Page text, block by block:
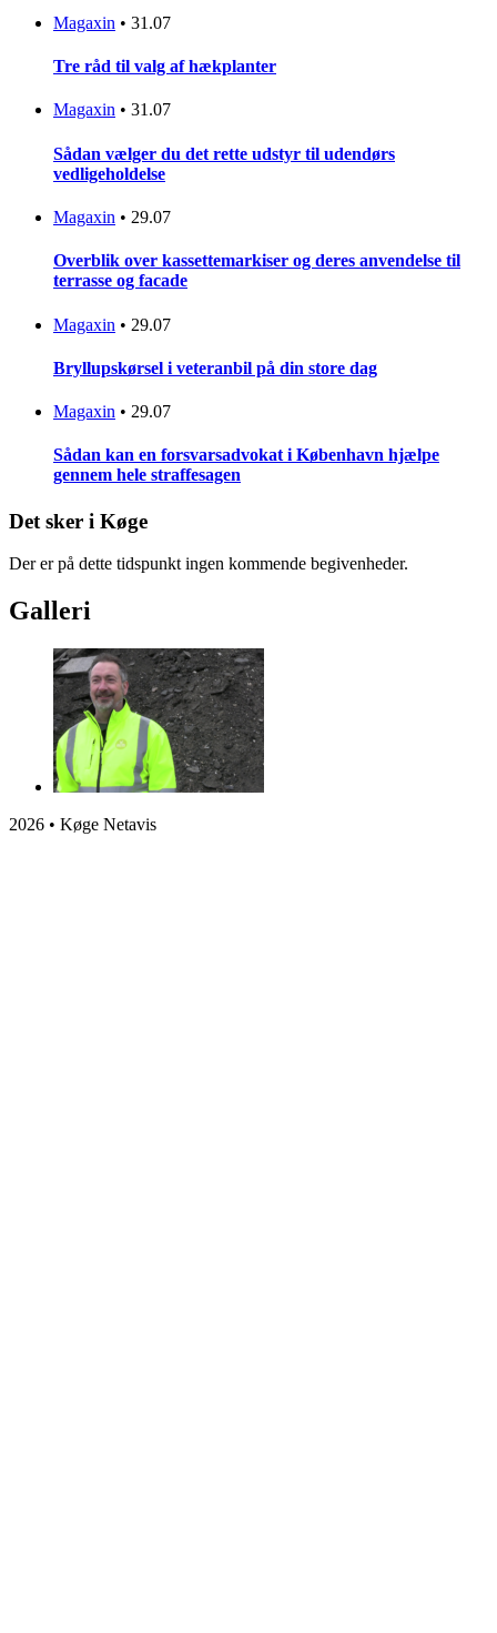
Magaxin • 31.07
Tre råd til valg af hækplanter
Magaxin • 31.07
Sådan vælger du det rette udstyr til udendørs
vedligeholdelse
Magaxin • 29.07
Overblik over kassettemarkiser og deres anvendelse til
terrasse og facade
Magaxin • 29.07
Bryllupskørsel i veteranbil på din store dag
Magaxin • 29.07
Sådan kan en forsvarsadvokat i København hjælpe
gennem hele straffesagen
Det sker i Køge
Der er på dette tidspunkt ingen kommende begivenheder.
Galleri
2026 • Køge Netavis